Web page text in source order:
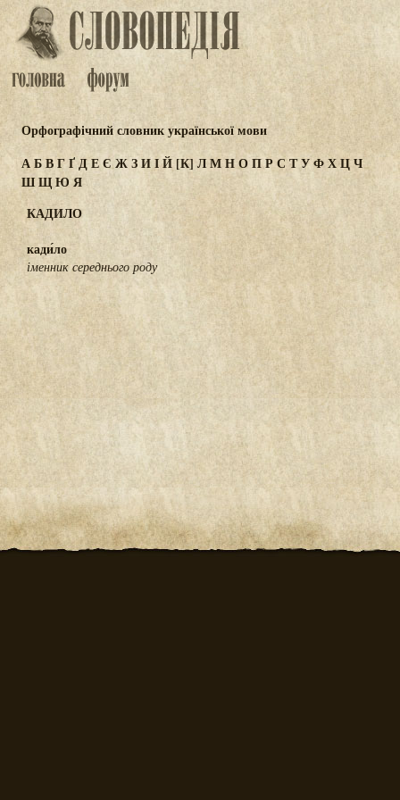
Орфографічний словник української мови
АБВГҐДЕЄ ЖЗИІЙ [К] ЛМНОПР СТУФХЦЧ
ШЩЮЯ
КАДИЛО
кади́ло
іменник середнього роду